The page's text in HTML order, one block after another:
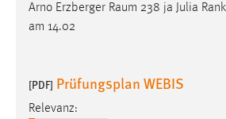
Arno Erzberger Raum 238 ja Julia
am 14.02
[PDF] Prüfungsplan WEBIS
Relevanz:
Zweck:
30 Tage